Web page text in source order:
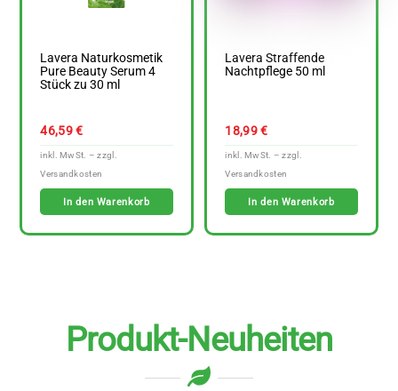
Lavera Naturkosmetik
Pure Beauty Serum 4
Stück zu 30 ml
46,59€
In den Warenkorb
Lavera Straffende
Nachtpflege 50 ml
18,99€
In den Warenkorb
Produkt-Neuheiten